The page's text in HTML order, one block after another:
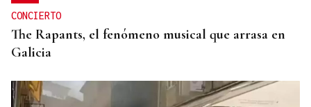
CONCIERTO
The Rapants, el fenómeno musical que arrasa en
Galicia